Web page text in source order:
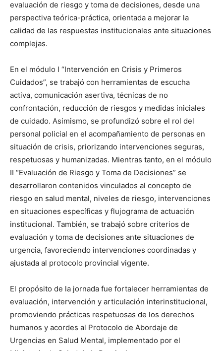
evaluación de riesgo y toma de decisiones, desde una
perspectiva teórica-práctica, orientada a mejorar la
calidad de las respuestas institucionales ante situaciones
complejas.
En el módulo I “Intervención en Crisis y Primeros
Cuidados”, se trabajó con herramientas de escucha
activa, comunicación asertiva, técnicas de no
confrontación, reducción de riesgos y medidas iniciales
de cuidado. Asimismo, se profundizó sobre el rol del
personal policial en el acompañamiento de personas en
situación de crisis, priorizando intervenciones seguras,
respetuosas y humanizadas. Mientras tanto, en el módulo
II “Evaluación de Riesgo y Toma de Decisiones” se
desarrollaron contenidos vinculados al concepto de
riesgo en salud mental, niveles de riesgo, intervenciones
en situaciones específicas y flujograma de actuación
institucional. También, se trabajó sobre criterios de
evaluación y toma de decisiones ante situaciones de
urgencia, favoreciendo intervenciones coordinadas y
ajustada al protocolo provincial vigente.
El propósito de la jornada fue fortalecer herramientas de
evaluación, intervención y articulación interinstitucional,
promoviendo prácticas respetuosas de los derechos
humanos y acordes al Protocolo de Abordaje de
Urgencias en Salud Mental, implementado por el